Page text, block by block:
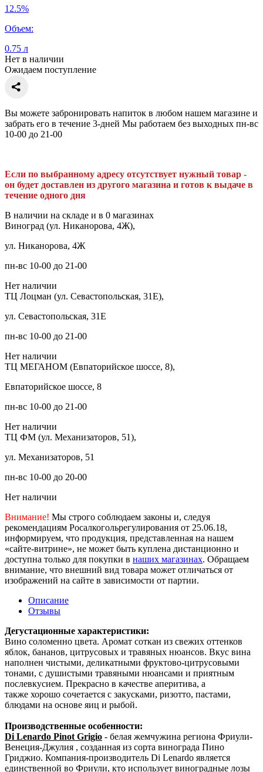
12.5%
Объем:
0.75 л
Нет в наличии
Ожидаем поступление
Вы можете забронировать напиток в любом нашем магазине и
забрать его в течение 3-дней Мы работаем без выходных пн-вс
10-00 до 21-00
Если по выбранному адресу отсутствует нужный товар -
он будет доставлен из другого магазина и готов к выдаче в
течение одного дня
В наличии на складе и в 0 магазинах
Виноград (ул. Никанорова, 4Ж),
ул. Никанорова, 4Ж
пн-вс 10-00 до 21-00
Нет наличии
ТЦ Лоцман (ул. Севастопольская, 31Е),
ул. Севастопольская, 31Е
пн-вс 10-00 до 21-00
Нет наличии
ТЦ МЕГАНОМ (Евпаторийское шоссе, 8),
Евпаторийское шоссе, 8
пн-вс 10-00 до 21-00
Нет наличии
ТЦ ФМ (ул. Механизаторов, 51),
ул. Механизаторов, 51
пн-вс 10-00 до 20-00
Нет наличии
Внимание! Мы строго соблюдаем законы и, следуя
рекомендациям Росалкогольрегулирования от 25.06.18,
информируем, что продукция, представленная на нашем
«сайте-витрине», не может быть куплена дистанционно и
доступна только для покупки в наших магазинах. Обращаем
внимание, что внешний вид товара может отличаться от
изображений на сайте в зависимости от партии.
Описание
Отзывы
Дегустационные характеристики:
Вино соломенно цвета. Аромат соткан из свежих оттенков
яблок, бананов, цитрусовых и травяных нюансов. Вкус вина
наполнен чистыми, деликатными фруктово-цитрусовыми
тонами, с душистыми травяными нюансами и приятным
послевкусием. Прекрасно в качестве аперитива, а
также хорошо сочетается с закусками, ризотто, пастами,
блюдами на основе яиц и рыбой.
Производственные особенности:
Di Lenardo Pinot Grigio - белая жемчужина региона Фриули-
Венеция-Джулия , созданная из сорта винограда Пино
Гриджио. Компания-производитель Di Lenardo является
единственной во Фриули, кто использует виноградные лозы